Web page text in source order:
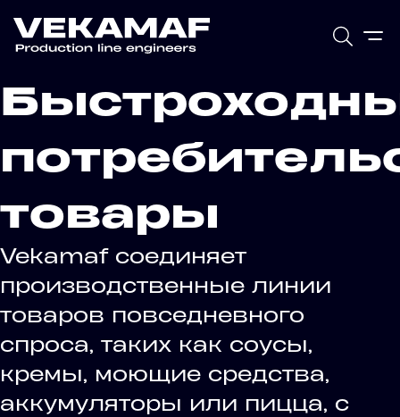
товары
Vekamaf соединяет
производственные линии
товаров повседневного
спроса, таких как соусы,
кремы, моющие средства,
аккумуляторы или пицца, с